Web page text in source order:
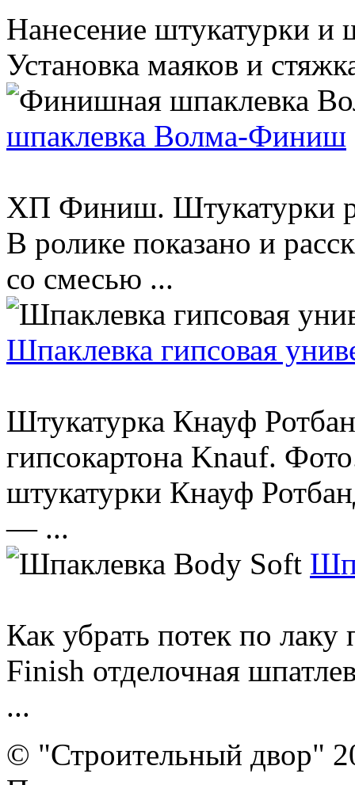
Нанесение штукатурки и
Установка маяков и
шпаклевка Волма-Финиш
ХП Финиш. Штукатурки
В ролике показано и
со смесью ...
Шпаклевка гипсовая
Штукатурка Кнауф
гипсокартона Knauf.
штукатурки Кнауф
— ...
Как убрать потек по
Finish отделочная
...
© "Строительный двор"